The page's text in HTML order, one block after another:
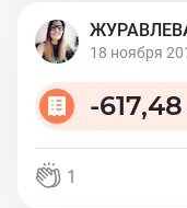
18 ноября
-
1